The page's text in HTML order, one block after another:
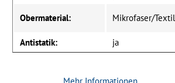
Obermaterial: Mikrofaser/Textil
Antistatik:
ja